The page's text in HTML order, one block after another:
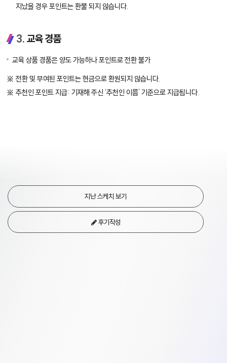
지났을 경우 포인트는 환불 되지 않습니다.
3. 교육 경품
교육 상품 경품은 양도 가능하나 포인트로 전환 불가
전환 및 부여된 포인트는 현금으로 환원되지 않습니다.
추천인 포인트 지급: 기재해 주신 ‘추천인 이름’ 기준으로 지급됩니다.
지난 스케치 보기
후기작성